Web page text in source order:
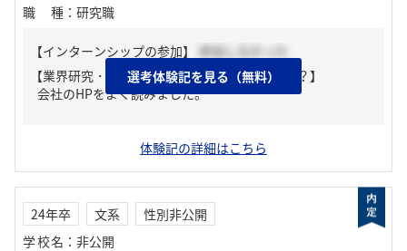
職種 ： 研究職
【インターンシップの参加】
参加しなかった
【業界研究・企業研究はどんな風にしましたか？】
会社のHPをよく読みました。
選考体験記を見る（無料）
体験記の詳細はこちら
24年卒 文系
性別非公開
学校名 ： 非公開